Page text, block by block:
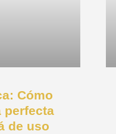
Cómo
perfecta
de uso